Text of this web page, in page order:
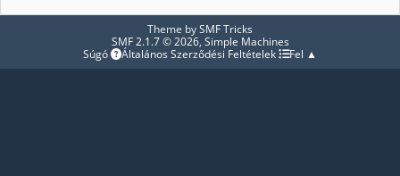
Theme bySMF Tricks
SMF 2.1.7 © 2026, Simple Machines
Súgó
Általános Szerződési Feltételek Fel ▲